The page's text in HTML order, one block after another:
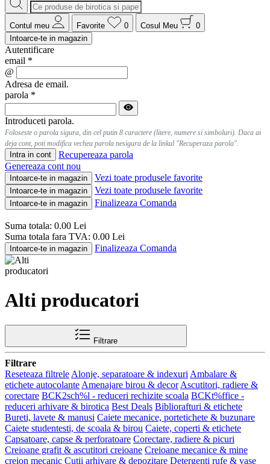
Contul meu Favorite 0 Cosul Meu
0
Intoarce-te in magazin
Autentificare
email *
@
Adresa de email.
parola *
Introduceti parola.
Foloseste o parola sigura, din cel putin 8 caractere (litere, numere si simboluri). Daca ai
deja cont, poti modifica vechea parola nesigura de la linkul "Recuperaza parola".
Intra in cont
Recupereaza parola
Genereaza cont nou
Intoarce-te in magazin Vezi toate produsele favorite
Intoarce-te in magazin Vezi toate produsele favorite
Intoarce-te in magazin Finalizeaza Comanda
Suma totala: 0.00 Lei
Suma totala fara TVA: 0.00 Lei
Intoarce-te in magazin Finalizeaza Comanda
Alti producatori
Filtrare
Filtrare
Reseteaza filtrele Alonje, separatoare & indexuri Ambalare &
etichete autocolante Amenajare birou & decor Ascutitori, radiere &
corectare BCK2sch%l - reduceri rechizite scoala BCKt%ffice -
reduceri arhivare & birotica Best Deals Bibliorafturi & etichete
Bureti, lavete & manusi Caiete mecanice, portetichete & buzunare
Caiete studentesti, de scoala & birou Caiete, coperti & etichete
Capsatoare, capse & perforatoare Corectare, radiere & picuri
Creioane grafit & ascutitori creioane Creioane mecanice & mine
creion mecanic Cutii arhivare & depozitare Detergenti rufe & vase